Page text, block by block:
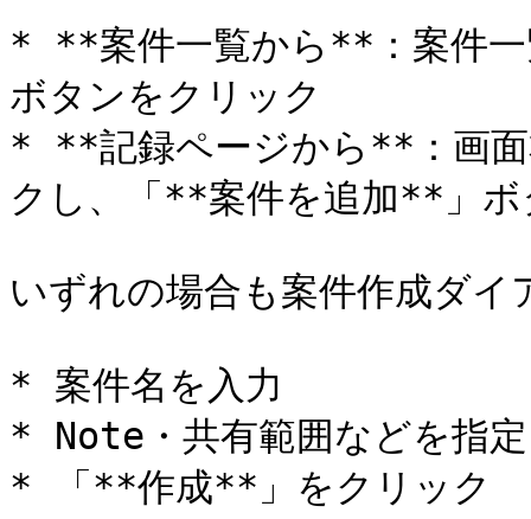
* **案件一覧から**：案件
ボタンをクリック
* **記録ページから**：画面
クし、「**案件を追加**」ボ
いずれの場合も案件作成ダイ
* 案件名を入力
* Note・共有範囲などを指
* 「**作成**」をクリック